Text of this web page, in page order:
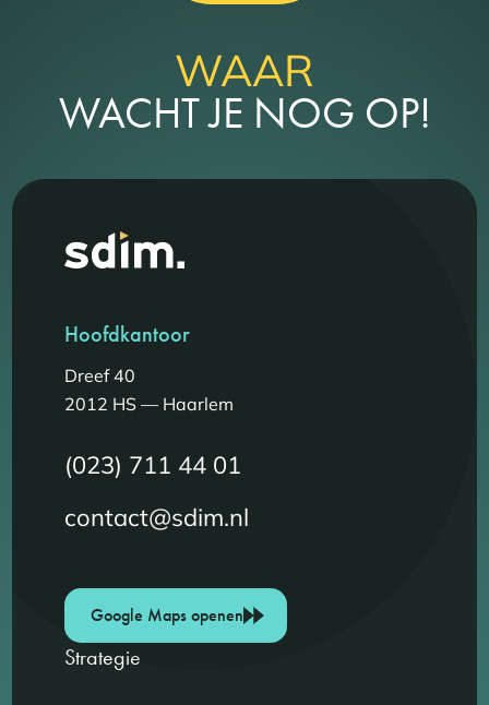
WAAR
WACHT JE NOG OP!
Hoofdkantoor
Dreef 40
2012 HS — Haarlem
(023) 711 44 01
contact@sdim.nl
Google Maps openen
Strategie